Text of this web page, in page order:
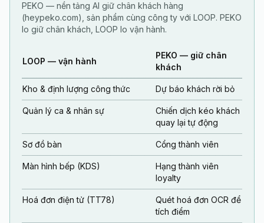
PEKO — nền tảng AI giữ chân khách hàng
(heypeko.com), sản phẩm cùng công ty với LOOP. PEKO
lo giữ chân khách, LOOP lo vận hành.
LOOP — vận hành
PEKO — giữ chân
khách
Kho & định lượng công thức Dự báo khách rời bỏ
Quản lý ca & nhân sự
Chiến dịch kéo khách
quay lại tự động
Sơ đồ bàn Cổng thành viên
Màn hình bếp (KDS)
Hạng thành viên
loyalty
Hoá đơn điện tử (TT78)
Quét hoá đơn OCR để
tích điểm